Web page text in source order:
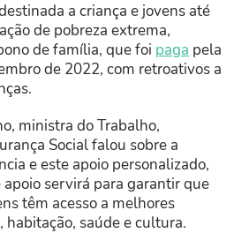
a criança e jovens até
de pobreza extrema,
de família, que foi paga pela
de 2022, com retroativos a
ministra do Trabalho,
Social falou sobre a
e este apoio personalizado,
servirá para garantir que
têm acesso a melhores
habitação, saúde e cultura.